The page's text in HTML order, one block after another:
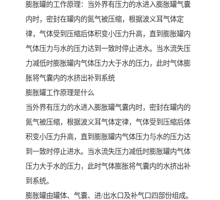
膨胀罐的工作原理：当外界有压力的水进入膨胀罐气囊
内时，密封在罐内的氮气被压缩，根据波义耳气体定
律，气体受到压缩后体积变小压力升高，直到膨胀罐内
气体压力与水的压力达到一致时停止进水。当水流失压
力减低时膨胀罐内气体压力大于水的压力，此时气体膨
胀将气囊内的水挤出补到系统
膨胀罐工作原理是什么
当外界有压力的水进入膨胀罐气囊内时，密封在罐内的
氮气被压缩，根据波义耳气体定律，气体受到压缩后体
积变小压力升高，直到膨胀罐内气体压力与水的压力达
到一致时停止进水。当水流失压力减低时膨胀罐内气体
压力大于水的压力，此时气体膨胀将气囊内的水挤出补
到系统。
膨胀罐由罐体、气囊、进/出水口及补气口四部份组成。